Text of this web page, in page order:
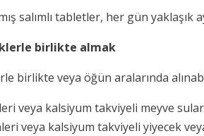
salımlı tabletler, her gün yaklaşık
birlikte almak
birlikte veya öğün aralarında
veya kalsiyum takviyeli meyve
veya kalsiyum takviyeli yiyecek